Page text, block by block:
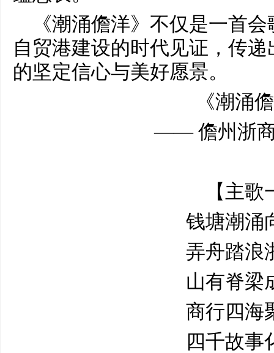
《潮涌儋洋》不仅是一首
自贸港建设的时代见证，传
的坚定信心与美好愿景。
《潮涌
—— 儋州浙
【主歌
钱塘潮涌
弄舟踏浪
山有脊梁
商行四海
四千故事